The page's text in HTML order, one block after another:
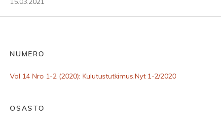
NUMERO
Vol 14 Nro 1-2 (2020): Kulutustutkimus.Nyt 1-2/2020
OSASTO